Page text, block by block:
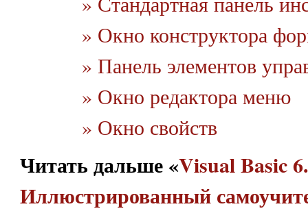
» Окно конструктора
» Панель элементов
» Окно редактора меню
» Окно свойств
Читать дальше «Visual Basic
Иллюстрированный